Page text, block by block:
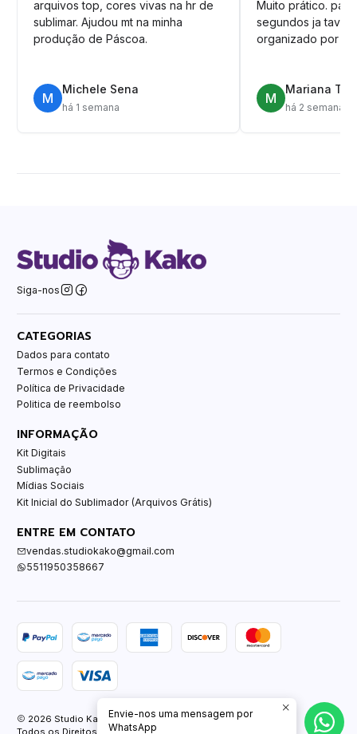
arquivos top, cores vivas na hr de
sublimar. Ajudou mt na minha
produção de Páscoa.
M
Michele Sena
há 1 semana
Muito prático.
segundos ja tava
organizado por
M
Mariana T.
há 2 semanas
Siga-nos
CATEGORIAS
Dados para contato
Termos e Condições
Política de Privacidade
Politica de reembolso
INFORMAÇÃO
Kit Digitais
Sublimação
Mídias Sociais
Kit Inicial do Sublimador (Arquivos Grátis)
ENTRE EM CONTATO
vendas.studiokako@gmail.com
5511950358667
2026 Studio Kako.
Todos os Direitos Reservados.
Envie-nos uma mensagem por
WhatsApp